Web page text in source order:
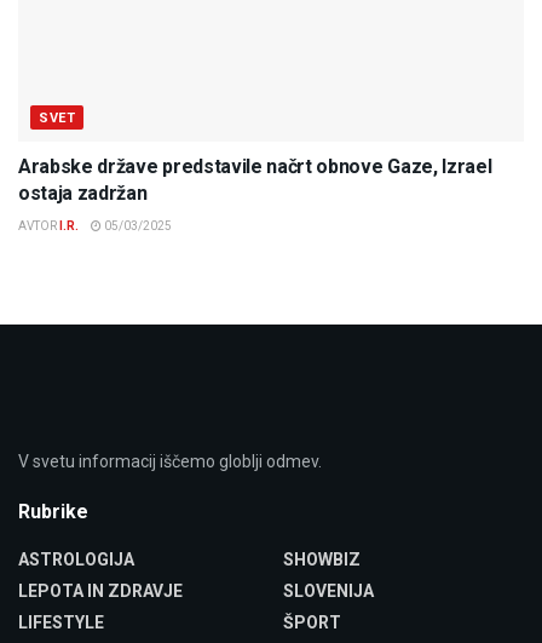
SVET
Arabske države predstavile načrt obnove Gaze, Izrael
ostaja zadržan
AVTOR I.R. 05/03/2025
V svetu informacij iščemo globlji odmev.
Rubrike
ASTROLOGIJA
LEPOTA IN ZDRAVJE
LIFESTYLE
SHOWBIZ
SLOVENIJA
ŠPORT